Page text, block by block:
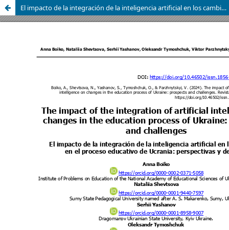
El impacto de la integración de la inteligencia artificial en los cambios en el proceso educativo de Ucrania: perspectivas y desafíos